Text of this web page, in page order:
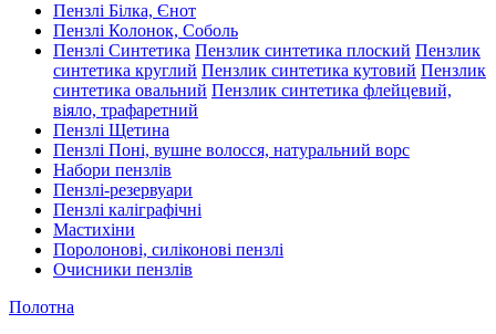
Пензлі Білка, Єнот
Пензлі Колонок, Соболь
Пензлі Синтетика Пензлик синтетика плоский Пензлик
синтетика круглий Пензлик синтетика кутовий Пензлик
синтетика овальний Пензлик синтетика флейцевий,
віяло, трафаретний
Пензлі Щетина
Пензлі Поні, вушне волосся, натуральний ворс
Набори пензлів
Пензлі-резервуари
Пензлі каліграфічні
Мастихіни
Поролонові, силіконові пензлі
Очисники пензлів
Полотна